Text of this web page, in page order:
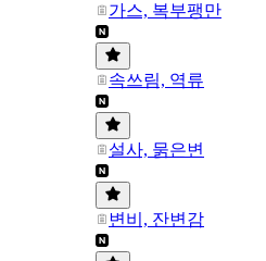
가스, 복부팽만
속쓰림, 역류
설사, 묽은변
변비, 잔변감